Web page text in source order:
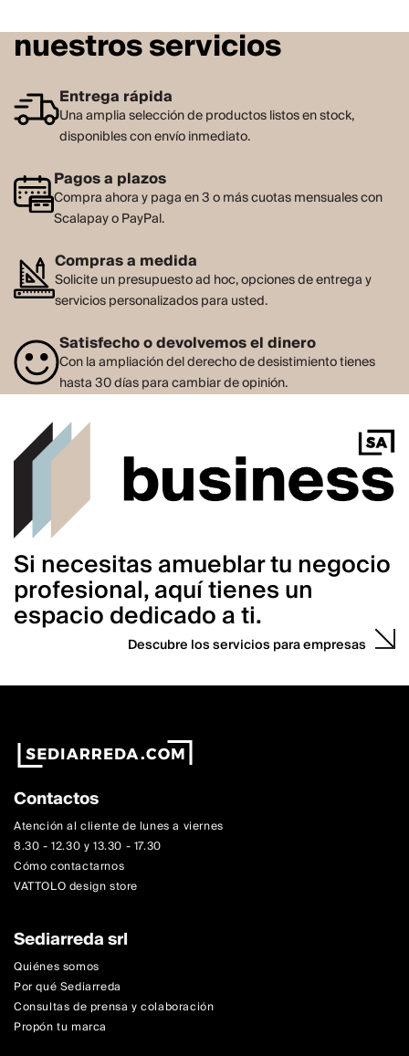
nuestros servicios
Entrega rápida
Una amplia selección de productos listos en stock,
disponibles con envío inmediato.
Pagos a plazos
Compra ahora y paga en 3 o más cuotas mensuales con
Scalapay o PayPal.
Compras a medida
Solicite un presupuesto ad hoc, opciones de entrega y
servicios personalizados para usted.
Satisfecho o devolvemos el dinero
Con la ampliación del derecho de desistimiento tienes
hasta 30 días para cambiar de opinión.
Si necesitas amueblar tu negocio
profesional, aquí tienes un
espacio dedicado a ti.
Descubre los servicios para empresas
Contactos
Atención al cliente de lunes a viernes
8.30 - 12.30 y 13.30 - 17.30
Cómo contactarnos
VATTOLO design store
Sediarreda srl
Quiénes somos
Por qué Sediarreda
Consultas de prensa y colaboración
Propón tu marca